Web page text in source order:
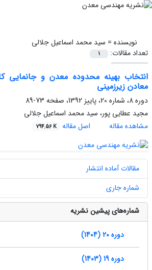
نویسنده = سید محمد اسماعیل جلالی
تعداد مقالات:
1
انتخاب بهینه محدوده معدن و جانمایی
معادن زیرزمینی
دوره 8، شماره 20، پاییز 1392، صفحه
73-89
مجید عطایی پور، سید محمد اسماعیل جلالی
مشاهده مقاله
اصل مقاله 794.56 K
مقالات آماده انتشار
شماره جاری
شماره‌های پیشین نشریه
دوره 20 (1404)
دوره 19 (1403)